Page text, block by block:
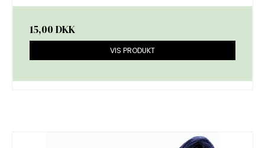
15,00 DKK
VIS PRODUKT